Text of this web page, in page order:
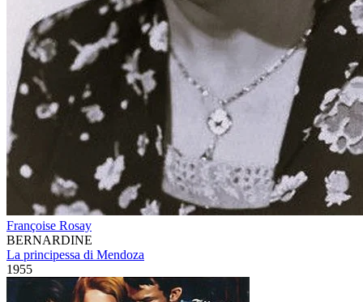
Françoise Rosay
BERNARDINE
La principessa di Mendoza
1955